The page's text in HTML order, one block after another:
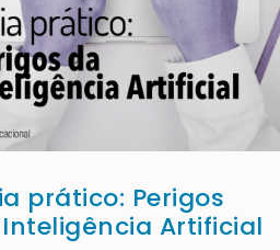
prático: Perigos
Artificial